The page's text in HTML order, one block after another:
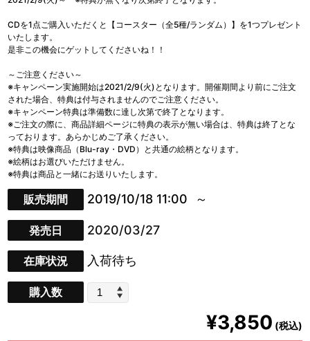
CDを1点ご購入いただくと【コースター（全5種/ランダム）】を1つプレゼント
いたします。
是非この機会にゲットしてくださいね！！
～ご注意ください～
※キャンペーン実施開始は2021/2/9(火)となります。開催期間より前にご注文
された場合、特典は付与されませんのでご注意ください。
※キャンペーン特典は準備数に達し次第で終了となります。
※ご注文の際に、商品詳細ページに特典の表示が無い場合は、特典は終了とな
っております。あらかじめご了承ください。
※特典は映像商品（Blu-ray・DVD）と共通の絵柄となります。
※絵柄はお選びいただけません。
※特典は商品と一緒にお送りいたします。
販売期間 2019/10/18 11:00
発売日 2020/03/27
在庫状況 入荷待ち
購入数
¥3,850 (税込)